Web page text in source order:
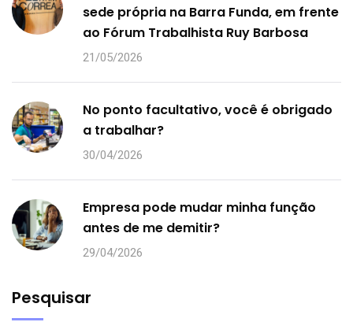
sede própria na Barra Funda, em frente
ao Fórum Trabalhista Ruy Barbosa
21/05/2026
No ponto facultativo, você é obrigado
a trabalhar?
30/04/2026
Empresa pode mudar minha função
antes de me demitir?
29/04/2026
Pesquisar